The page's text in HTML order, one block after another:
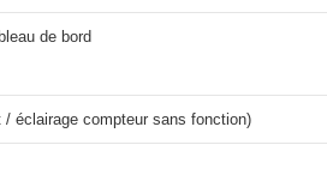
de bord
éclairage compteur sans fonction)